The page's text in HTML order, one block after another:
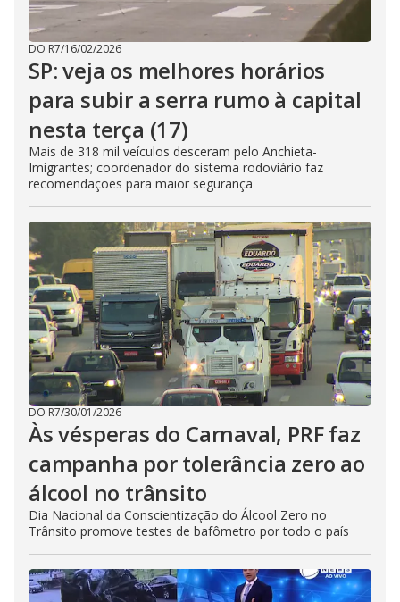
DO R7/16/02/2026
SP: veja os melhores horários
para subir a serra rumo à capital
nesta terça (17)
Mais de 318 mil veículos desceram pelo Anchieta-
Imigrantes; coordenador do sistema rodoviário faz
recomendações para maior segurança
DO R7/30/01/2026
Às vésperas do Carnaval, PRF faz
campanha por tolerância zero ao
álcool no trânsito
Dia Nacional da Conscientização do Álcool Zero no
Trânsito promove testes de bafômetro por todo o país